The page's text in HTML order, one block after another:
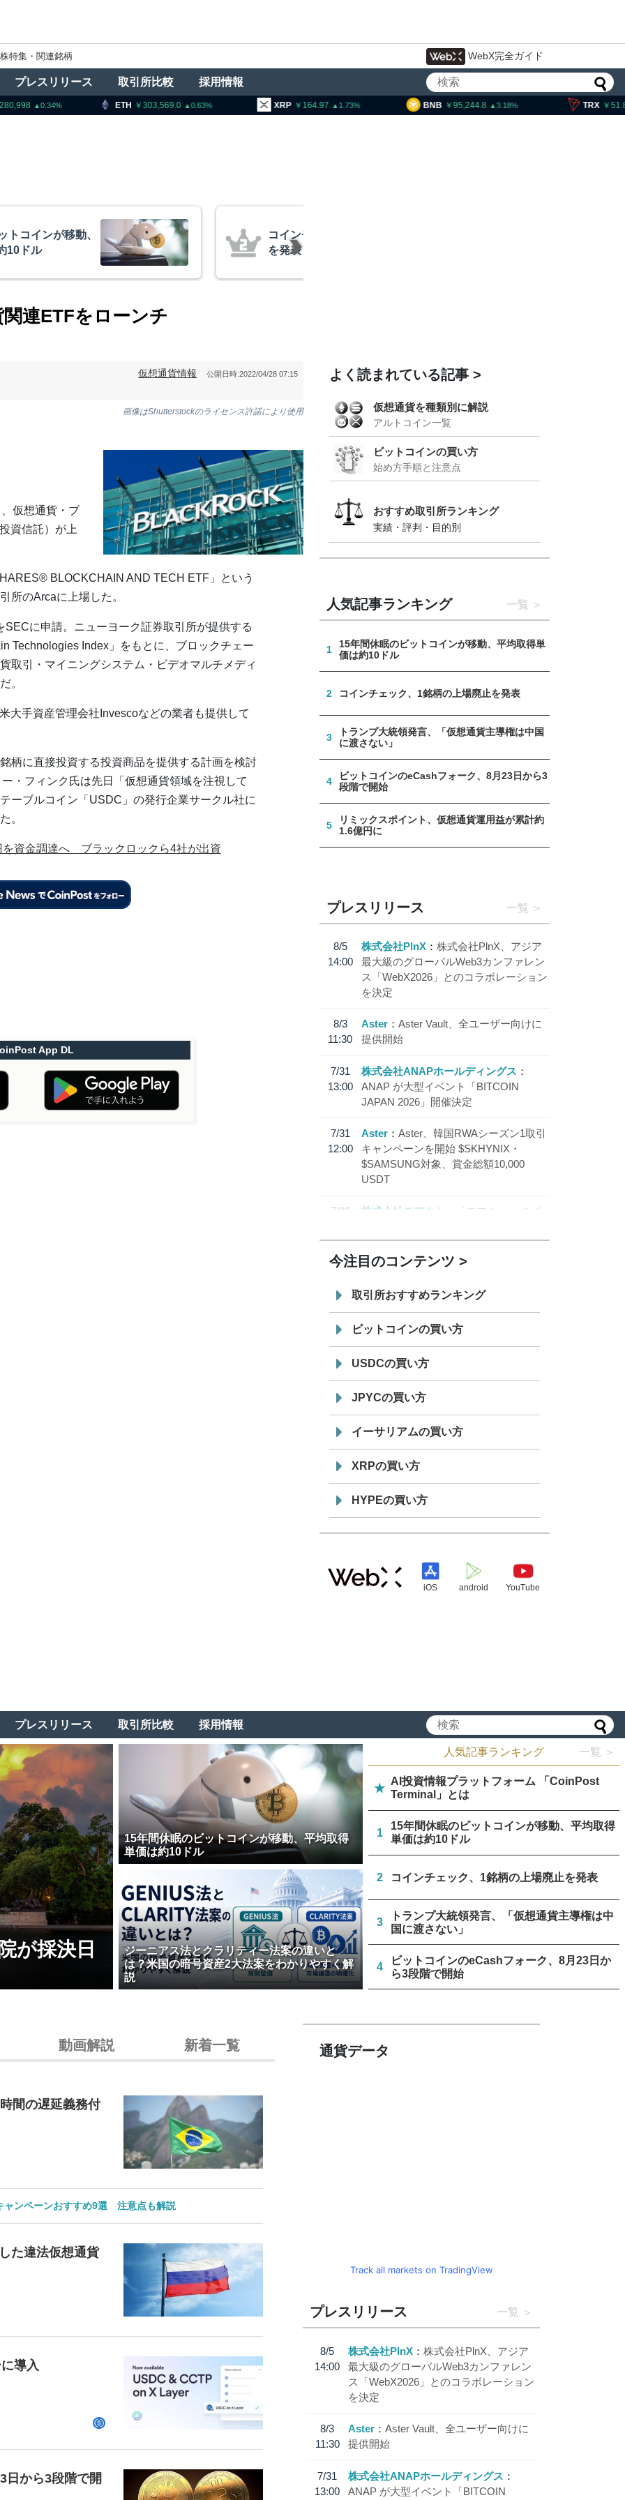
株特集・関連銘柄 WebX完全ガイド
プレスリリース 取引所比較 採用情報
303,569.0 0.63 XRP 164.97 1.73 BNB 95,244.8 TRX 51.86 0.23 SOL
1銘柄の上場廃止
トランプ大統領発言、「仮想通貨主
導権は中国に渡さない」
連ETFをローンチ
仮想通貨情報 公開日時:2022/04/28 07:15
画像はShutterstockのライセンス許諾により使用
仮想通貨・ブ
資信託）が上
BLOCKCHAIN AND TECH ETF」という
所のArcaに上場した。
に申請。ニューヨーク証券取引所が提供する
Technologies Index」をもとに、ブロックチェー
取引・マイニングシステム・ビデオマルチメディ
。
大手資産管理会社Invescoなどの業者も提供して
柄に直接投資する投資商品を提供する計画を検討
・フィンク氏は先日「仮想通貨領域を注視して
ーブルコイン「USDC」の発行企業サークル社に
。
資金調達へ ブラックロックら4社が出資
App DL
よく読まれている記事
仮想通貨を種類別に解説
アルトコイン一覧
ビットコインの買い方
始め方手順と注意点
おすすめ取引所ランキング
実績・評判・目的別
人気記事ランキング 一覧
1
15年間休眠のビットコインが移動、平均取得単
価は約10ドル
2 コインチェック、1銘柄の上場廃止を発表
3
トランプ大統領発言、「仮想通貨主導権は中国
に渡さない」
4
ビットコインのeCashフォーク、8月23日から3
段階で開始
5
リミックスポイント、仮想通貨運用益が累計約
1.6億円に
プレスリリース 一覧
8/5
14:00
株式会社PlnX
株式会社PlnX、アジア
最大級のグローバルWeb3カンファレン
ス「WebX2026」とのコラボレーション
を決定
8/3
11:30
Aster
Aster Vault、全ユーザー向けに
提供開始
7/31
13:00
株式会社ANAPホールディングス
ANAP が大型イベント「BITCOIN
JAPAN 2026」開催決定
7/31
12:00
Aster
Aster、韓国RWAシーズン1取引
キャンペーンを開始 $SKHYNIX・
$SAMSUNG対象、賞金総額10,000
USDT
7/30
株式会社モアクト
「モアクト」 のポ
「 JPYC」を追加
19:30
てステーブルコイン「JPYSC」徹底解
説セミナーを開催
今注目のコンテンツ
取引所おすすめランキング
ビットコインの買い方
USDCの買い方
JPYCの買い方
イーサリアムの買い方
XRPの買い方
HYPEの買い方
iOS android YouTube
プレスリリース 取引所比較 採用情報
が採決日
15年間休眠のビットコインが移動、平均取得
単価は約10ドル
ジーニアス法とクラリティー法案の違いと
は？米国の暗号資産2大法案をわかりやすく解
説
人気記事ランキング 一覧 ＞
★
AI投資情報プラットフォーム 「CoinPost
Terminal」とは
1
15年間休眠のビットコインが移動、平均取得
単価は約10ドル
2 コインチェック、1銘柄の上場廃止を発表
3
トランプ大統領発言、「仮想通貨主導権は中
国に渡さない」
4
ビットコインのeCashフォーク、8月23日か
ら3段階で開始
動画解説 新着一覧
間の遅延義務付
ャンペーンおすすめ9選 注意点も解説
た違法仮想通貨
導入
日から3段階で開
通貨データ
Track all markets on TradingView
プレスリリース 一覧
8/5
14:00
株式会社PlnX
株式会社PlnX、アジア
最大級のグローバルWeb3カンファレン
ス「WebX2026」とのコラボレーション
を決定
8/3
11:30
Aster
Aster Vault、全ユーザー向けに
提供開始
7/31
13:00
株式会社ANAPホールディングス
ANAP が大型イベント「BITCOIN